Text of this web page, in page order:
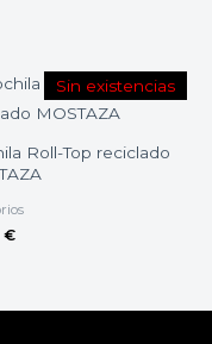
Sin existencias
Roll-Top reciclado
€